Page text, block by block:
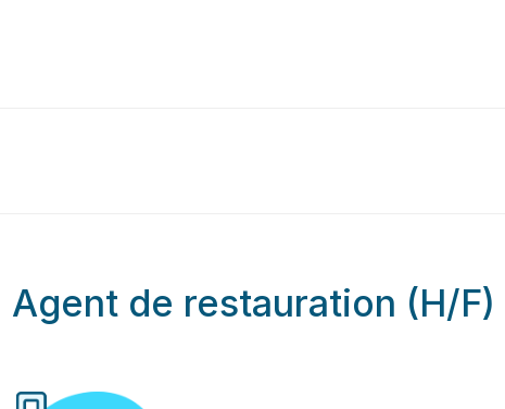
Agent de restauration (H/F)